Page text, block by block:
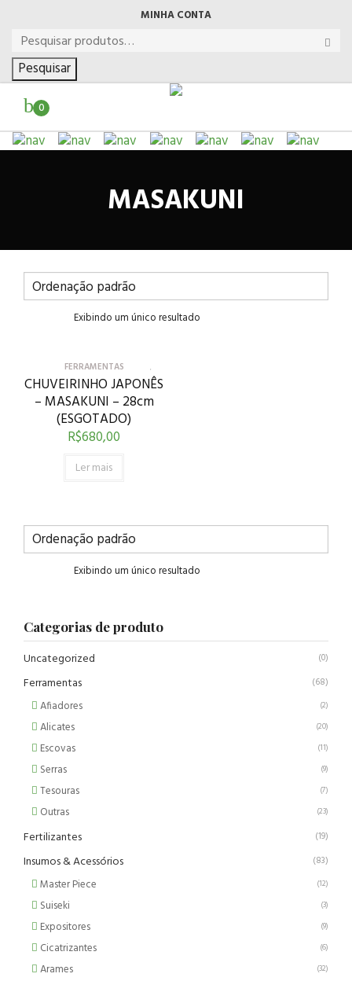
MINHA CONTA
Pesquisar
0
MASAKUNI
Exibindo um único resultado
FERRAMENTAS
CHUVEIRINHO JAPONÊS
– MASAKUNI – 28cm
(ESGOTADO)
R$680,00
Ler mais
Exibindo um único resultado
Categorias de produto
Uncategorized (0)
Ferramentas (68)
Afiadores (2)
Alicates (20)
Escovas (11)
Serras (9)
Tesouras (7)
Outras (23)
Fertilizantes (19)
Insumos & Acessórios (83)
Master Piece (12)
Suiseki (3)
Expositores (9)
Cicatrizantes (6)
Arames (32)